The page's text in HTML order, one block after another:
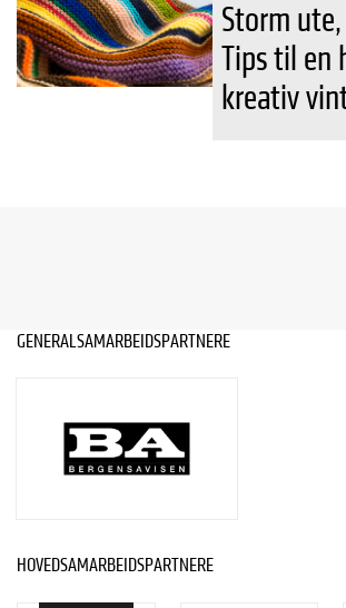
Storm
Tips til en
kreativ
GENERALSAMARBEIDSPARTNERE
HOVEDSAMARBEIDSPARTNERE